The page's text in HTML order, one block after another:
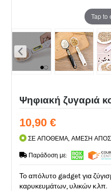
Tap to
Ψηφιακή ζυγαριά
10,90 €
ΣΕ ΑΠΟΘΕΜΑ, ΑΜΕΣΗ
Παράδοση με:
Το απόλυτο gadget για
καρυκευμάτων, υλικών κ.λπ.